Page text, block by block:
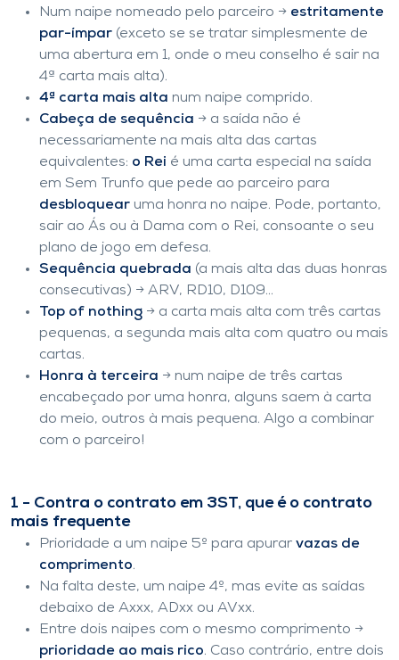
Num naipe nomeado pelo parceiro → estritamente
par-ímpar (exceto se se tratar simplesmente de
uma abertura em 1, onde o meu conselho é sair na
4ª carta mais alta).
4ª carta mais alta num naipe comprido.
Cabeça de sequência → a saída não é
necessariamente na mais alta das cartas
equivalentes: o Rei é uma carta especial na saída
em Sem Trunfo que pede ao parceiro para
desbloquear uma honra no naipe. Pode, portanto,
sair ao Ás ou à Dama com o Rei, consoante o seu
plano de jogo em defesa.
Sequência quebrada (a mais alta das duas honras
consecutivas) → ARV, RD10, D109...
Top of nothing → a carta mais alta com três cartas
pequenas, a segunda mais alta com quatro ou mais
cartas.
Honra à terceira → num naipe de três cartas
encabeçado por uma honra, alguns saem à carta
do meio, outros à mais pequena. Algo a combinar
com o parceiro!
1 - Contra o contrato em 3ST, que é o contrato
mais frequente
Prioridade a um naipe 5º para apurar vazas de
comprimento.
Na falta deste, um naipe 4º, mas evite as saídas
debaixo de Axxx, ADxx ou AVxx.
Entre dois naipes com o mesmo comprimento →
prioridade ao mais rico. Caso contrário, entre dois